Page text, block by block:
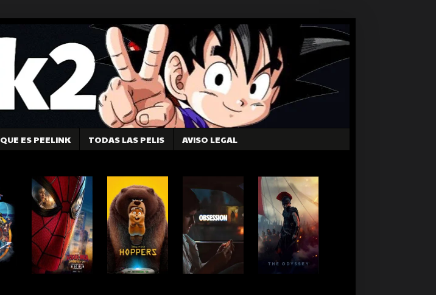
QUE ES PEELINK TODAS LAS PELIS AVISO LEGAL